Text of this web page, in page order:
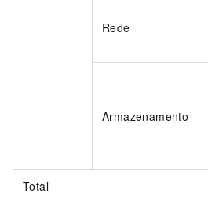
Rede
Armazenamento
Total